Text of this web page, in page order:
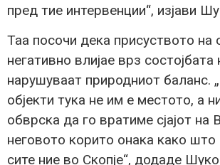
пред тие интервенции“, изјави
Таа посочи дека присуството на
негативно влијае врз состојбата
нарушуваат природниот баланс.
објекти тука не им е местото, а
обврска да го вратиме сјајот на
неговото корито онака како
сите ние во Скопје“, додаде